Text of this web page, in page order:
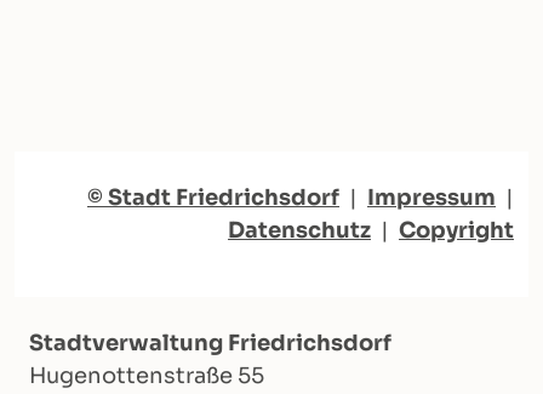
© Stadt Friedrichsdorf | Impressum |
Datenschutz | Copyright
Stadtverwaltung Friedrichsdorf
Hugenottenstraße 55